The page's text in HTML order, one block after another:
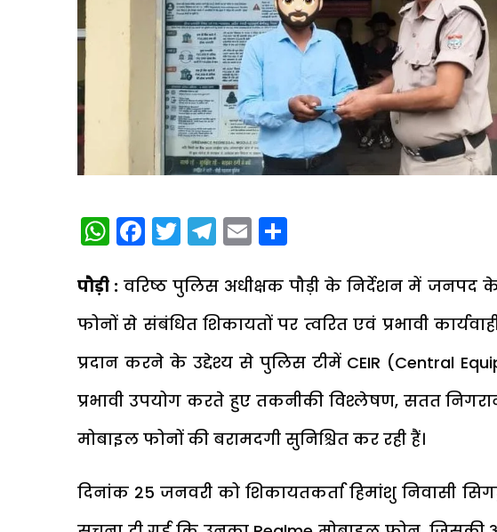
WhatsApp
Facebook
Twitter
Telegram
Email
पौड़ी : वरिष्ठ पुलिस अधीक्षक पौड़ी के निर्देशन में जनपद
फोनों से संबंधित शिकायतों पर त्वरित एवं प्रभावी
प्रदान करने के उद्देश्य से पुलिस टीमें CEIR (Central
प्रभावी उपयोग करते हुए तकनीकी विश्लेषण, सतत
मोबाइल फोनों की बरामदगी सुनिश्चित कर रही हैं।
दिनांक 25 जनवरी को शिकायतकर्ता हिमांशु निवासी